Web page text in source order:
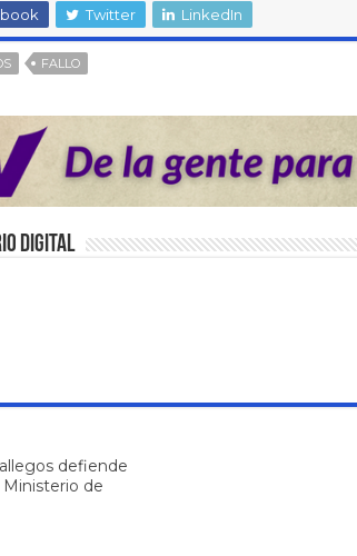
Twitter LinkedIn
FALLO
digital
defiende
de